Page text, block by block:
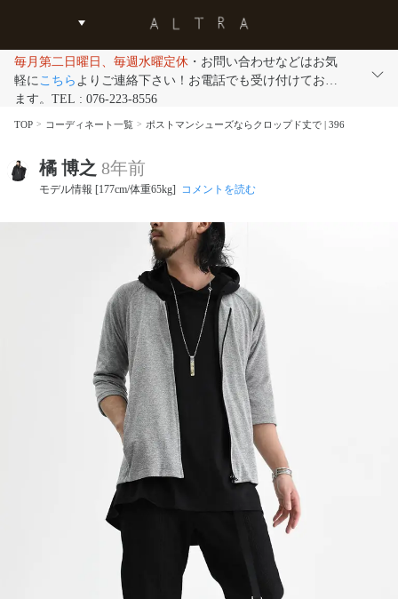
毎月第二日曜日、毎週水曜定休 ・お問い合わせなどはお気
軽にこちら よりご連絡下さい！お電話でも受け付けており
ます。TEL : 076-223-8556
TOP コーディネート一覧 ポストマンシューズならクロップド丈で | 396
橘 博之 8年前
モデル情報 [177cm/体重65kg] コメントを読む